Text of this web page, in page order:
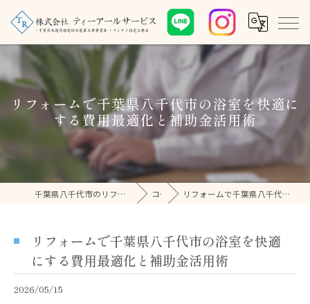
リフォームで千葉県八千代市の浴室を快適に
する費用最適化と補助金活用術
千葉県八千代市のリフォームなら株式会社ティーアールサービス コラム リフォームで千葉県八千代市の浴室を快適にする費用最適化と補助金活用術
リフォームで千葉県八千代市の浴室を快適
にする費用最適化と補助金活用術
2026/05/15